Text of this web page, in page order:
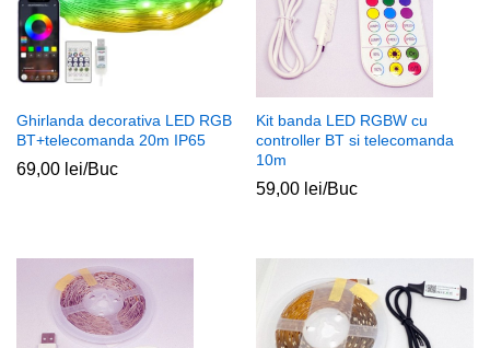
Ghirlanda decorativa LED RGB
BT+telecomanda 20m IP65
69,00 lei/Buc
Kit banda LED RGBW cu
controller BT si telecomanda
10m
59,00 lei/Buc